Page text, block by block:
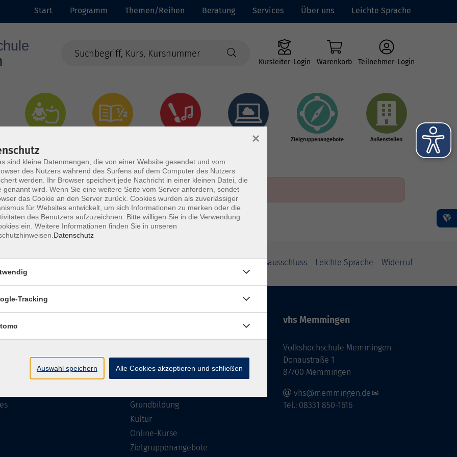
Start Programm Themen/Reihen Beratung Services Über uns Leichte Sprache
Kursleiter-Login Warenkorb Teilnehmer-Login
Online-Kurse Zielgruppenangebote Außenstellen
Haftungsausschluss Leichte Sprache Widerruf
Reihen
Grundbildung
Kultur
Online-Kurse
Zielgruppenangebote
vhs Memmingen
Volkshochschule Memmingen
Donaustraße 1
87700 Memmingen
vhs@memmingen.de
Tel.: 08331 850-1616
sind kleine Datenmengen, die von einer Website gesendet und vom
des Nutzers während des Surfens auf dem Computer des Nutzers
werden. Ihr Browser speichert jede Nachricht in einer kleinen Datei, die
genannt wird. Wenn Sie eine weitere Seite vom Server anfordern, sendet
das Cookie an den Server zurück. Cookies wurden als zuverlässiger
für Websites entwickelt, um sich Informationen zu merken oder die
des Benutzers aufzuzeichnen. Bitte willigen Sie in die Verwendung
ein. Weitere Informationen finden Sie in unseren
Datenschutz
×
Tracking
Auswahl speichern Alle Cookies akzeptieren und schließen